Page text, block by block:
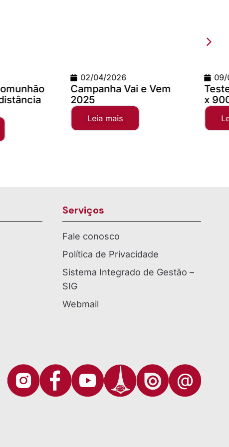
Vai e Vem
09/03/2026
Teste com imagem 1200
Leia mais
Serviços
Fale conosco
Política de Privacidade
Sistema Integrado de Gestão –
SIG
Webmail